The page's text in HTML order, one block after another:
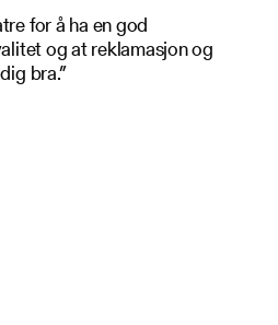
for å ha en god
og at reklamasjon og
bra.”